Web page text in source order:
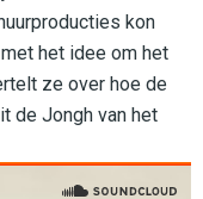
kon
het idee om het
ze over hoe de
de Jongh van het